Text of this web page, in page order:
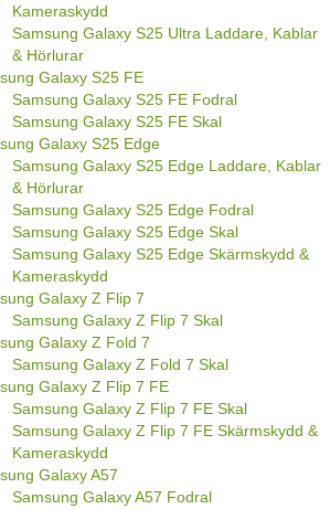
Kameraskydd
Samsung Galaxy S25 Ultra Laddare, Kablar
& Hörlurar
Galaxy S25 FE
Samsung Galaxy S25 FE Fodral
Samsung Galaxy S25 FE Skal
Galaxy S25 Edge
Samsung Galaxy S25 Edge Laddare, Kablar
& Hörlurar
Samsung Galaxy S25 Edge Fodral
Samsung Galaxy S25 Edge Skal
Samsung Galaxy S25 Edge Skärmskydd &
Kameraskydd
Galaxy Z Flip 7
Samsung Galaxy Z Flip 7 Skal
Galaxy Z Fold 7
Samsung Galaxy Z Fold 7 Skal
Galaxy Z Flip 7 FE
Samsung Galaxy Z Flip 7 FE Skal
Samsung Galaxy Z Flip 7 FE Skärmskydd &
Kameraskydd
Galaxy A57
Samsung Galaxy A57 Fodral